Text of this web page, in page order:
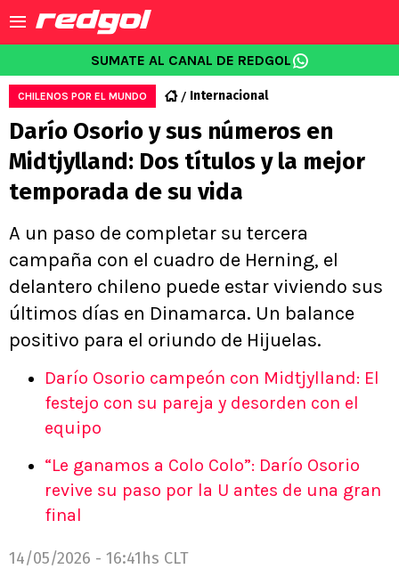
SUMATE AL CANAL DE REDGOL
CHILENOS POR EL MUNDO Internacional
Darío Osorio y sus números en
Midtjylland: Dos títulos y la mejor
temporada de su vida
A un paso de completar su tercera
campaña con el cuadro de Herning, el
delantero chileno puede estar viviendo sus
últimos días en Dinamarca. Un balance
positivo para el oriundo de Hijuelas.
Darío Osorio campeón con Midtjylland: El
festejo con su pareja y desorden con el
equipo
“Le ganamos a Colo Colo”: Darío Osorio
revive su paso por la U antes de una gran
final
14/05/2026 - 16:41hs CLT